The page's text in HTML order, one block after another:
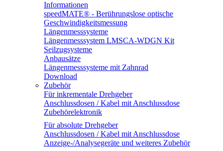
Informationen
speedMATE® - Berührungslose optische
Geschwindigkeitsmessung
Längenmesssysteme
Längenmesssystem LMSCA-WDGN Kit
Seilzugsysteme
Anbausätze
Längenmesssysteme mit Zahnrad
Download
Zubehör
Für inkrementale Drehgeber
Anschlussdosen / Kabel mit Anschlussdose
Zubehörelektronik
Für absolute Drehgeber
Anschlussdosen / Kabel mit Anschlussdose
Anzeige-/Analysegeräte und weiteres Zubehör